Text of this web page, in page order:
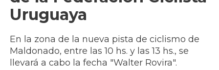
Uruguaya
En la zona de la nueva pista de ciclismo de
Maldonado, entre las 10 hs. y las 13 hs., se
llevará a cabo la fecha "Walter Rovira".